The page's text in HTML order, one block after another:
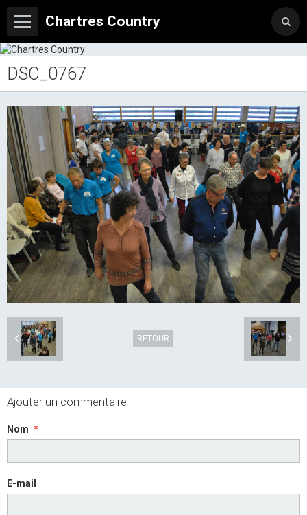
Chartres Country
DSC_0767
RETOUR
Ajouter un commentaire
Nom
E-mail